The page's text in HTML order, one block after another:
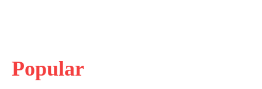
Popular